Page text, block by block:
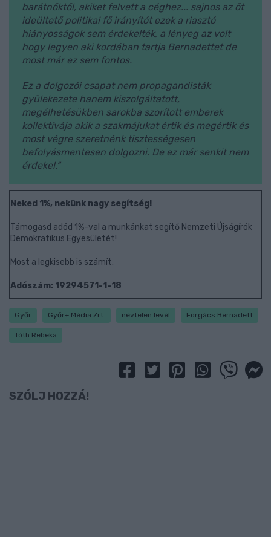
barátnőktől, akiket felvett a céghez... sajnos az őt
ideültető politikai fő irányítót ezek a riasztó
hiányosságok sem érdekelték, a lényeg az volt
hogy legyen aki kordában tartja Bernadettet de
most már ez sem fontos.
Ez a dolgozói csapat nem propagandisták
gyülekezete hanem kiszolgáltatott,
megélhetésükben sarokba szorított emberek
kollektívája akik a szakmájukat értik és megértik és
most végre szeretnénk tisztességesen
befolyásmentesen dolgozni. De ez már senkit nem
érdekel.“
Neked 1%, nekünk nagy segítség!
Támogasd adód 1%-val a munkánkat segítő Nemzeti Újságírók
Demokratikus Egyesületét!
Most a legkisebb is számít.
Adószám: 19294571-1-18
Győr Győr+ Média Zrt. névtelen levél Forgács Bernadett
Tóth Rebeka
SZÓLJ HOZZÁ!